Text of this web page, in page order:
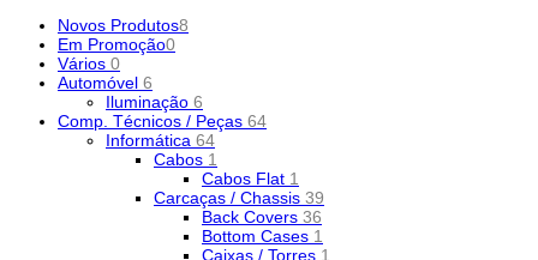
Novos Produtos8
Em Promoção0
Vários 0
Automóvel 6
Iluminação 6
Comp. Técnicos / Peças 64
Informática 64
Cabos 1
Cabos Flat 1
Carcaças / Chassis 39
Back Covers 36
Bottom Cases 1
Caixas / Torres 1